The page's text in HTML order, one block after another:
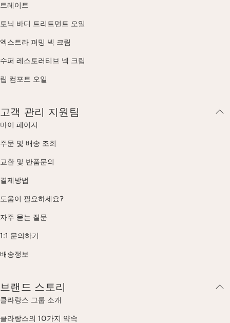
트레이트
토닉 바디 트리트먼트 오일
엑스트라 퍼밍 넥 크림
수퍼 레스토러티브 넥 크림
립 컴포트 오일
고객 관리 지원팀
마이 페이지
주문 및 배송 조회
교환 및 반품문의
결제방법
도움이 필요하세요?
자주 묻는 질문
1:1 문의하기
배송정보
브랜드 스토리
클라랑스 그룹 소개
클라랑스의 10가지 약속